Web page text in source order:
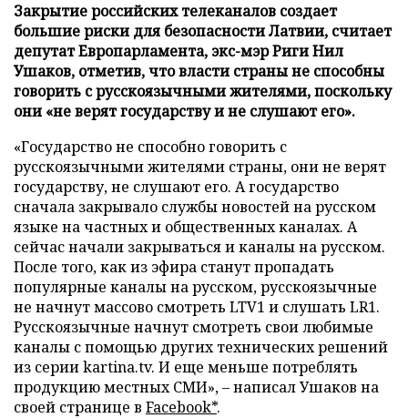
Закрытие российских телеканалов создает
большие риски для безопасности Латвии, считает
депутат Европарламента, экс-мэр Риги Нил
Ушаков, отметив, что власти страны не способны
говорить с русскоязычными жителями, поскольку
они «не верят государству и не слушают его».
«Государство не способно говорить с
русскоязычными жителями страны, они не верят
государству, не слушают его. А государство
сначала закрывало службы новостей на русском
языке на частных и общественных каналах. А
сейчас начали закрываться и каналы на русском.
После того, как из эфира станут пропадать
популярные каналы на русском, русскоязычные
не начнут массово смотреть LTV1 и слушать LR1.
Русскоязычные начнут смотреть свои любимые
каналы с помощью других технических решений
из серии kartina.tv. И еще меньше потреблять
продукцию местных СМИ», – написал Ушаков на
своей странице в Facebook*.